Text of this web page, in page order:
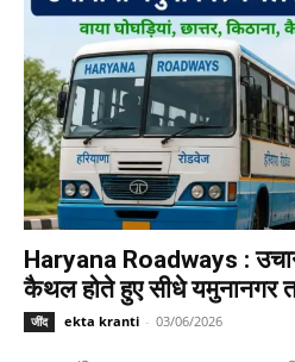
Haryana Roadways :
कैथल होते हुए सीधे यमुनानगर
जींद ekta kranti - 03/06/2026